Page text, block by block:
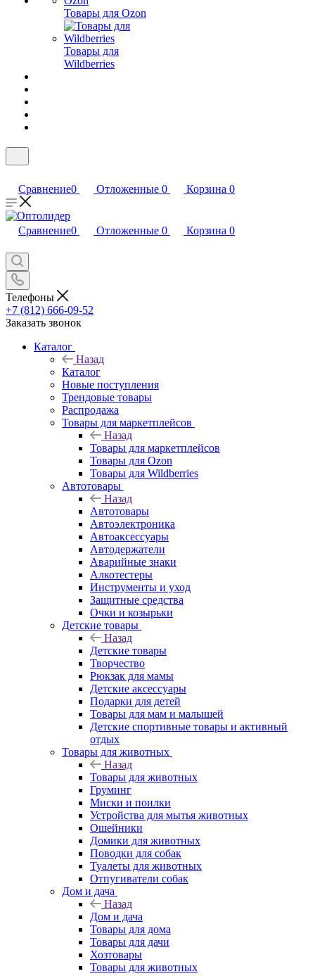
Товары для Ozon
Товары для
Wildberries
Сравнение0 Отложенные 0 Корзина 0
Сравнение0 Отложенные 0 Корзина 0
Телефоны
+7 (812) 666-09-52
Заказать звонок
Каталог
Назад
Каталог
Новые поступления
Трендовые товары
Распродажа
Товары для маркетплейсов
Назад
Товары для маркетплейсов
Товары для Ozon
Товары для Wildberries
Автотовары
Назад
Автотовары
Автоэлектроника
Автоаксессуары
Автодержатели
Аварийные знаки
Алкотестеры
Инструменты и уход
Защитные средства
Очки и козырьки
Детские товары
Назад
Детские товары
Творчество
Рюкзак для мамы
Детские аксессуары
Подарки для детей
Товары для мам и малышей
Детские спортивные товары и активный
отдых
Товары для животных
Назад
Товары для животных
Груминг
Миски и поилки
Устройства для мытья животных
Ошейники
Домики для животных
Поводки для собак
Туалеты для животных
Отпугиватели собак
Дом и дача
Назад
Дом и дача
Товары для дома
Товары для дачи
Хозтовары
Товары для животных